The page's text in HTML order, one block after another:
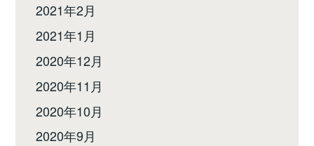
2021年2月
2021年1月
2020年12月
2020年11月
2020年10月
2020年9月